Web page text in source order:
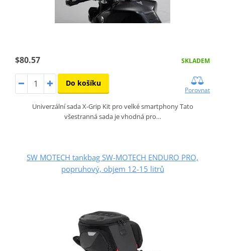
$80.57 SKLADEM
Do košíku
Porovnat
Univerzální sada X-Grip Kit pro velké smartphony Tato
všestranná sada je vhodná pro…
SW MOTECH tankbag SW-MOTECH ENDURO PRO,
popruhový, objem 12-15 litrů